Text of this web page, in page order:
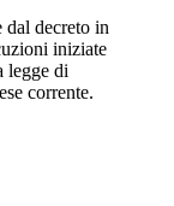
dal decreto in
iniziate
legge di
corrente.